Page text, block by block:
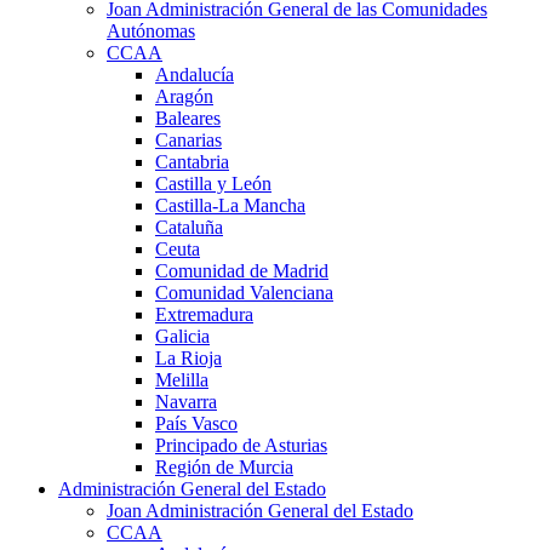
Joan Administración General de las Comunidades
Autónomas
CCAA
Andalucía
Aragón
Baleares
Canarias
Cantabria
Castilla y León
Castilla-La Mancha
Cataluña
Ceuta
Comunidad de Madrid
Comunidad Valenciana
Extremadura
Galicia
La Rioja
Melilla
Navarra
País Vasco
Principado de Asturias
Región de Murcia
Administración General del Estado
Joan Administración General del Estado
CCAA